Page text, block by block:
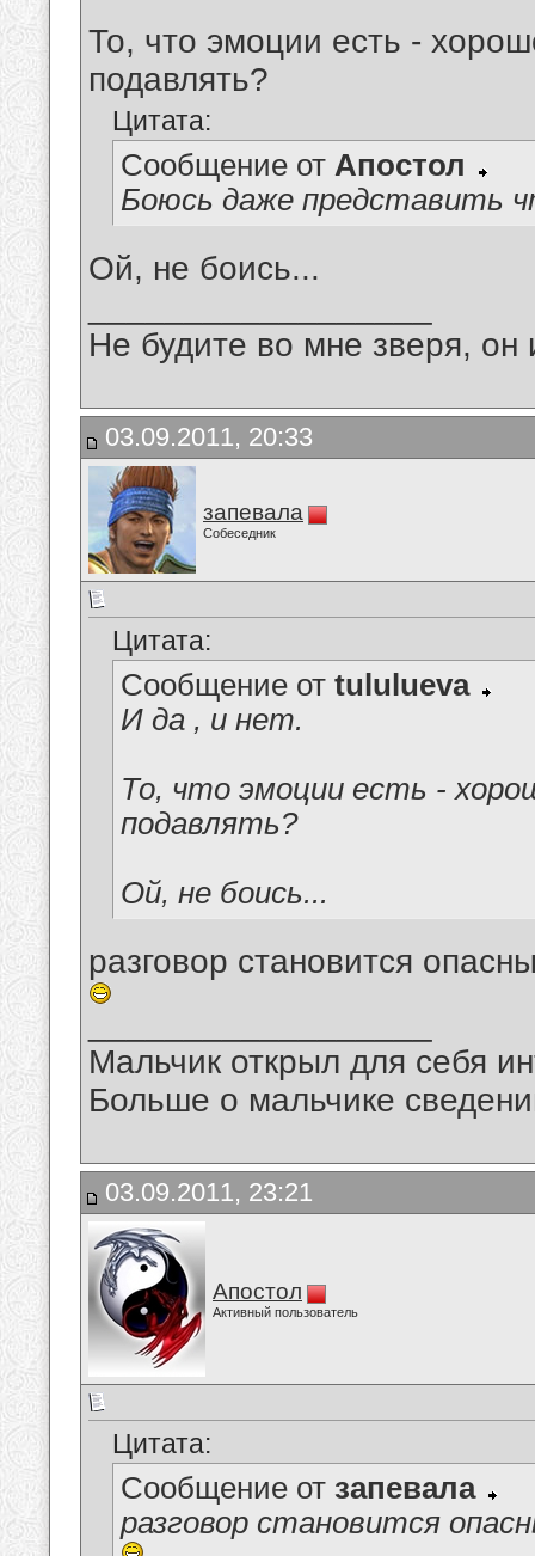
То, что эмоции есть -
подавлять?
Цитата:
Сообщение от Апостол
Боюсь даже представить
Ой, не боись...
Не будите во мне зверя, он
03.09.2011, 20:33
запевала
Собеседник
Цитата:
Сообщение от tululueva
И да , и нет.
То, что эмоции есть -
подавлять?
Ой, не боись...
разговор становится
Мальчик открыл для себя
Больше о мальчике
03.09.2011, 23:21
Апостол
Активный пользователь
Цитата:
Сообщение от запевала
разговор становится